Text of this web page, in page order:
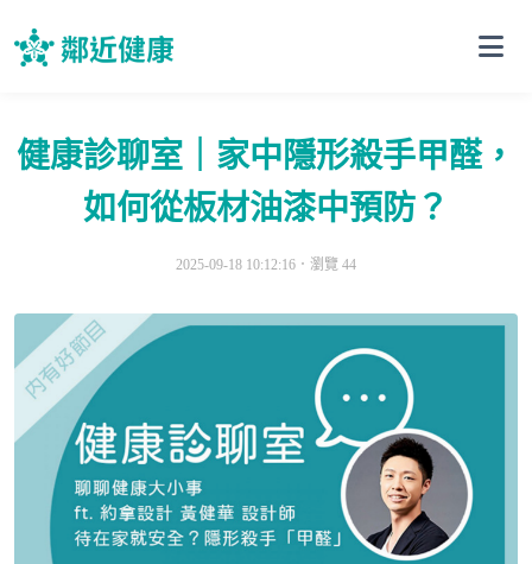
健康診聊室｜家中隱形殺手甲醛，
如何從板材油漆中預防？
2025-09-18 10:12:16． 瀏覽 44